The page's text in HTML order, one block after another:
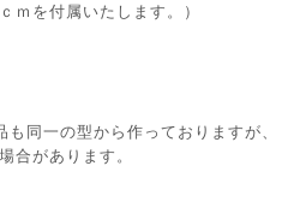
ｍを付属いたします。）
同一の型から作っておりますが、
合があります。